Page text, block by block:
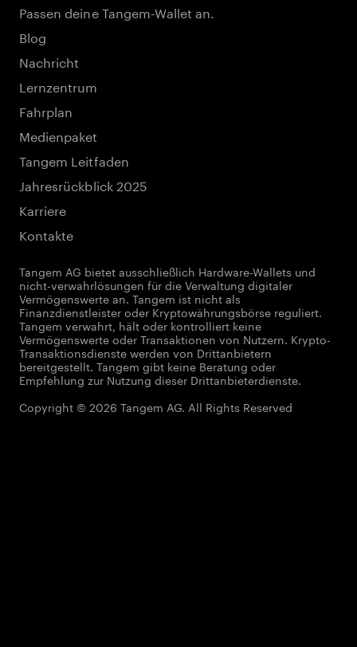
Passen deine Tangem-Wallet an.
Blog
Nachricht
Lernzentrum
Fahrplan
Medienpaket
Tangem Leitfaden
Jahresrückblick 2025
Karriere
Kontakte
Tangem AG bietet ausschließlich Hardware-Wallets und
nicht-verwahrlösungen für die Verwaltung digitaler
Vermögenswerte an. Tangem ist nicht als
Finanzdienstleister oder Kryptowährungsbörse reguliert.
Tangem verwahrt, hält oder kontrolliert keine
Vermögenswerte oder Transaktionen von Nutzern. Krypto-
Transaktionsdienste werden von Drittanbietern
bereitgestellt. Tangem gibt keine Beratung oder
Empfehlung zur Nutzung dieser Drittanbieterdienste.